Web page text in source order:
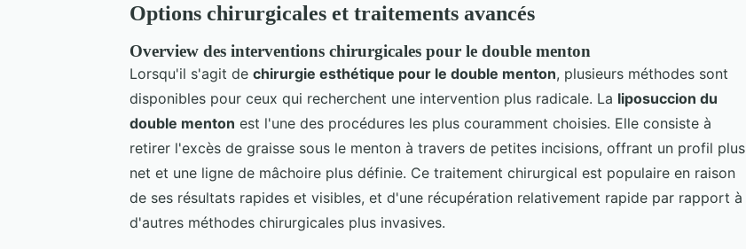
Options chirurgicales et traitements avancés
Overview des interventions chirurgicales pour le double menton
Lorsqu'il s'agit de chirurgie esthétique pour le double menton, plusieurs méthodes sont
disponibles pour ceux qui recherchent une intervention plus radicale. La liposuccion du
double menton est l'une des procédures les plus couramment choisies. Elle consiste à
retirer l'excès de graisse sous le menton à travers de petites incisions, offrant un profil plus
net et une ligne de mâchoire plus définie. Ce traitement chirurgical est populaire en raison
de ses résultats rapides et visibles, et d'une récupération relativement rapide par rapport à
d'autres méthodes chirurgicales plus invasives.